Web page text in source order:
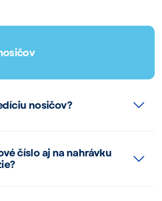
nosičov?
číslo aj na nahrávku